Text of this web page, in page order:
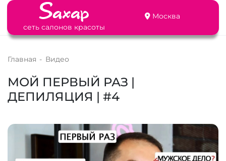
сеть салонов красоты
Москва
Главная - Видео
МОЙ ПЕРВЫЙ РАЗ |
ДЕПИЛЯЦИЯ | #4